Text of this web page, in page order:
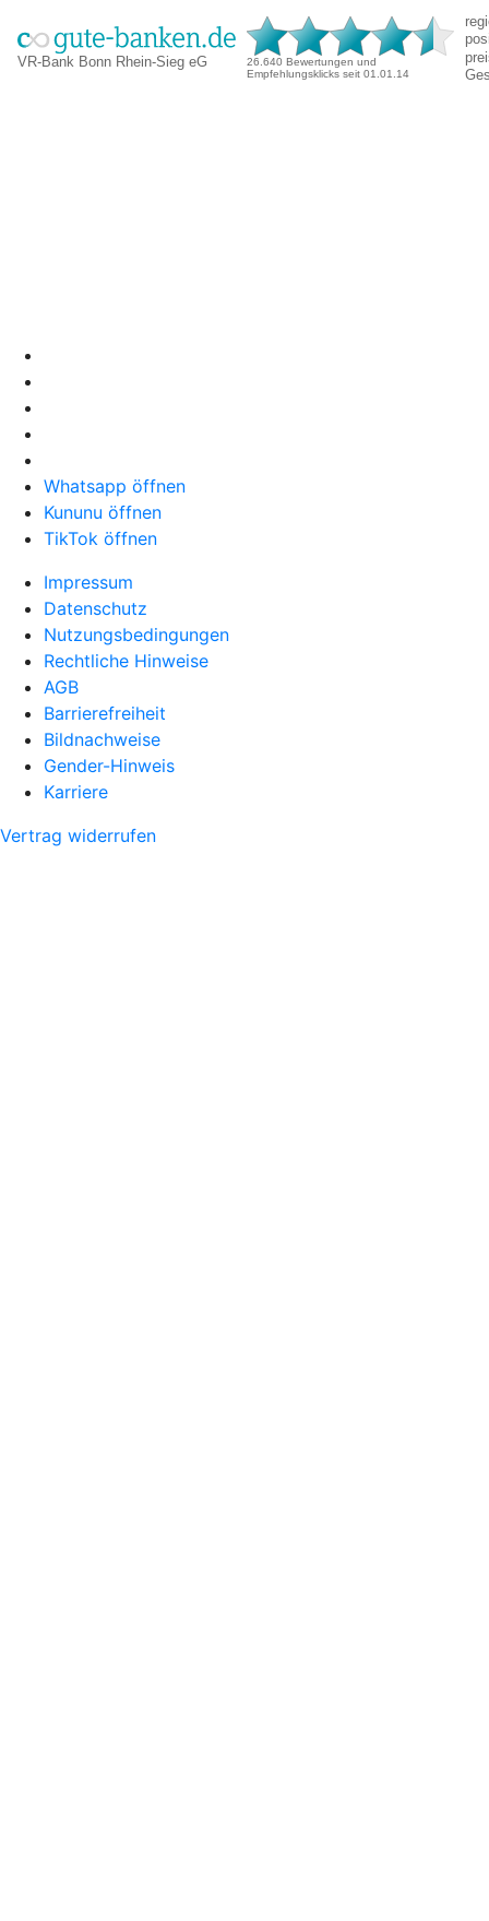
Whatsapp öffnen
Kununu öffnen
TikTok öffnen
Impressum
Datenschutz
Nutzungsbedingungen
Rechtliche Hinweise
AGB
Barrierefreiheit
Bildnachweise
Gender-Hinweis
Karriere
Vertrag widerrufen